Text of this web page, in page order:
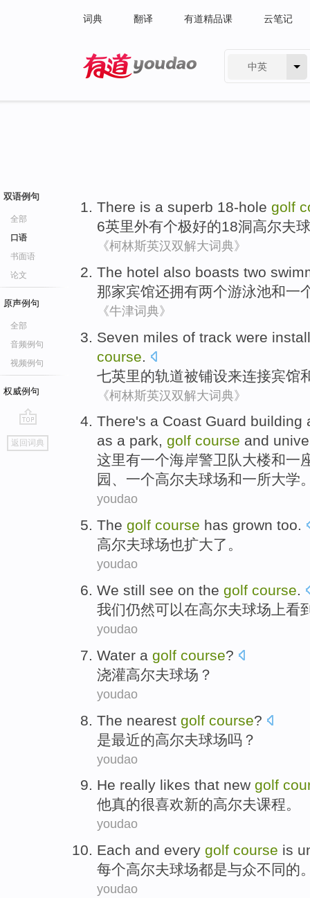
词典 翻译 有道精品课 云笔记
中英
双语例句
全部
口语
书面语
论文
原声例句
全部
音频例句
视频例句
权威例句
go
top
返回词典
There is a superb 18-hole golf
6英里外有个极好的18洞高尔夫
《柯林斯英汉双解大词典》
The hotel also boasts two
那家宾馆还拥有两个游泳池和一
《牛津词典》
Seven miles of track were
course
七英里的轨道被铺设来连接宾馆
《柯林斯英汉双解大词典》
There's a Coast Guard building
as a park, golf course and
这里有一个海岸警卫队大楼和一
园 、一个高尔夫球场和一所大学
youdao
The golf course has grown too.
高尔夫球场也扩大了。
youdao
We still see on the golf course.
我们仍然可以在高尔夫球场 上看
youdao
Water a golf course?
浇灌高尔夫球场？
youdao
The nearest golf course?
是最近的高尔夫球场吗？
youdao
He really likes that new golf
他真的很喜欢新的高尔夫课程。
youdao
Each and every golf course is
每个高尔夫球场都是与众不同的
youdao